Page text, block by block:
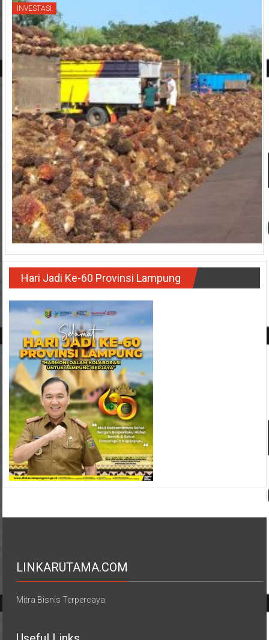
INVESTASI
Hari Jadi Ke-60 Provinsi Lampung
LINKARUTAMA.COM
Mitra Bisnis Terpercaya